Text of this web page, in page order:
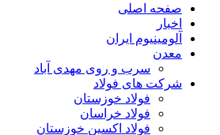
صفحه اصلی
اخبار
آلومینیوم ایران
معدن
سرب و روی مهدی آباد
شرکت های فولاد
فولاد خوزستان
فولاد خراسان
فولاد اکسین خوزستان